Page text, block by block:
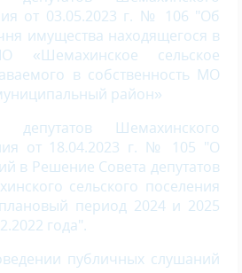
от 03.05.2023 г. № 106 "Об
имущества находящегося в
«Шемахинское сельское
в собственность МО
район»
депутатов Шемахинского
от 18.04.2023 г. № 105 "О
в Решение Совета депутатов
сельского поселения
период 2024 и 2025
года".
публичных слушаний